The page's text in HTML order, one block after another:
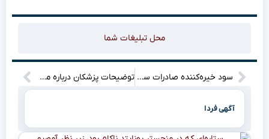
محل تبلیغات شما
سود خیره‌کننده صادرات سیمان سفید نی ریز شستا: درآمدی بیش از ۴ میلیون دلار! توضیحات پزشکان درباره مذاکرات غیرمستقیم با آمریکا: چه روندی در پیش است؟
آگهی فردا